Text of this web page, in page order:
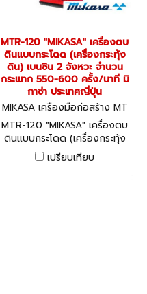
MTR-120 "MIKASA" เครื่องตบ
ดินแบบกระโดด (เครื่องกระทุ้ง
ดิน) เบนซิน 2 จังหวะ จำนวน
กระแทก 550-600 ครั้ง/นาที มิ
กาซ่า ประเทศญี่ปุ่น
MIKASA เครื่องมือก่อสร้าง MT
R-120
MTR-120 "MIKASA" เครื่องตบ
ดินแบบกระโดด (เครื่องกระทุ้ง
ดิน) เบนซิน 2 จังหวะ จำนวน
กระแทก 550-600 ครั้ง/นาที มิ
เปรียบเทียบ